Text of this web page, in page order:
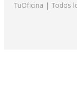
TuOficina | Todos